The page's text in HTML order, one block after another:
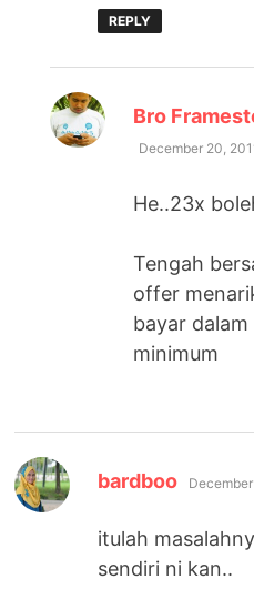
REPLY
Bro
December 20,
He..23x
Tengah
offer
bayar
minimum
bardboo says:
itulah
sendiri ni kan..